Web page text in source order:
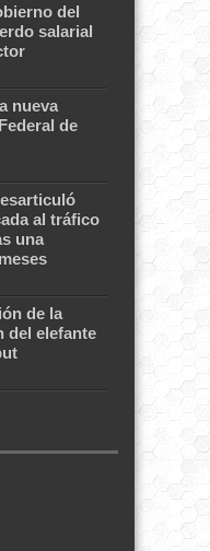
del
salarial
nueva
de
al tráfico
una
de la
del elefante